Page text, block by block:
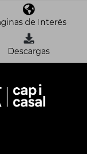
de Interés
Descargas